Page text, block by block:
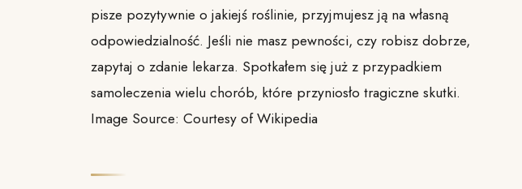
pisze pozytywnie o jakiejś roślinie, przyjmujesz ją na własną
odpowiedzialność. Jeśli nie masz pewności, czy robisz dobrze,
zapytaj o zdanie lekarza. Spotkałem się już z przypadkiem
samoleczenia wielu chorób, które przyniosło tragiczne skutki.
Image Source: Courtesy of Wikipedia